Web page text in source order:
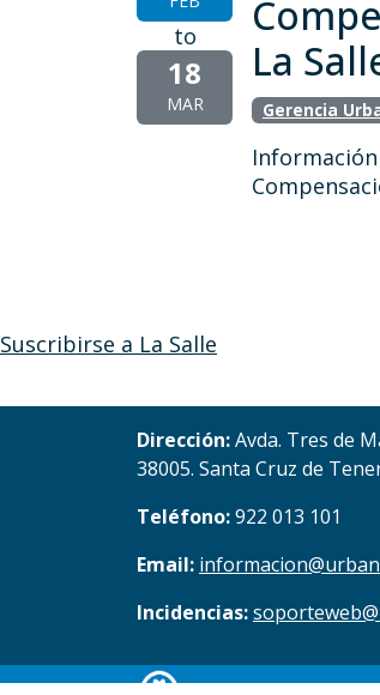
to
18
MAR
La
Gerencia
Suscribirse a La Salle
Dirección:Avda. Tres de
38005. Santa Cruz de
Teléfono:922 013 101
Email:
Incidencias: